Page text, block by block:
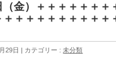
（金）＋＋＋＋＋＋＋
＋＋＋＋＋＋＋＋＋＋
29日 | カテゴリー :未分類